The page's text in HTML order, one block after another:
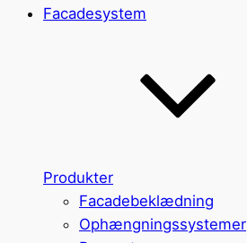
Facadesystem
Produkter
Facadebeklædning
Ophængningssystemer